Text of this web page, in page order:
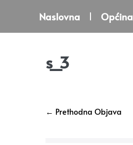
Naslovna Općina
s_3
← Prethodna Objava